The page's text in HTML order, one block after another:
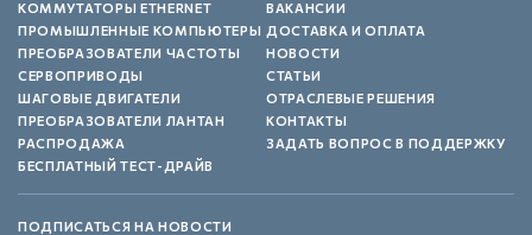
КОММУТАТОРЫ ETHERNET
ПРОМЫШЛЕННЫЕ КОМПЬЮТЕРЫ
ПРЕОБРАЗОВАТЕЛИ ЧАСТОТЫ
СЕРВОПРИВОДЫ
ШАГОВЫЕ ДВИГАТЕЛИ
ПРЕОБРАЗОВАТЕЛИ ЛАНТАН
РАСПРОДАЖА
БЕСПЛАТНЫЙ ТЕСТ-ДРАЙВ
ВАКАНСИИ
ДОСТАВКА И ОПЛАТА
НОВОСТИ
СТАТЬИ
ОТРАСЛЕВЫЕ РЕШЕНИЯ
КОНТАКТЫ
ЗАДАТЬ ВОПРОС В ПОДДЕРЖКУ
ПОДПИСАТЬСЯ НА НОВОСТИ